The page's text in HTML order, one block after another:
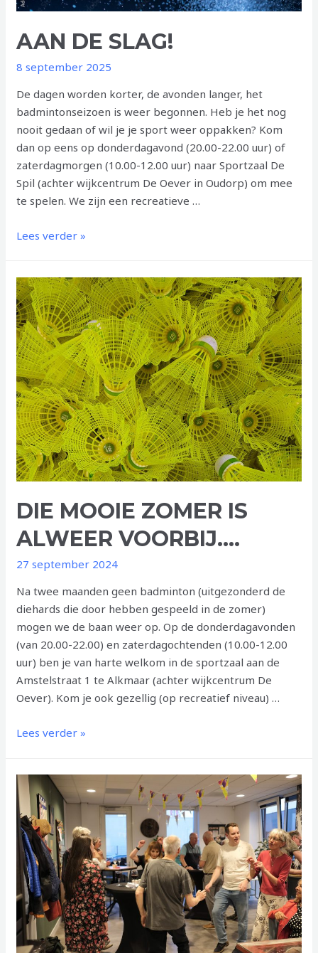
AAN DE SLAG!
8 september 2025
De dagen worden korter, de avonden langer, het
badmintonseizoen is weer begonnen. Heb je het nog
nooit gedaan of wil je je sport weer oppakken? Kom
dan op eens op donderdagavond (20.00-22.00 uur) of
zaterdagmorgen (10.00-12.00 uur) naar Sportzaal De
Spil (achter wijkcentrum De Oever in Oudorp) om mee
te spelen. We zijn een recreatieve …
AAN
Lees verder »
DIE MOOIE ZOMER IS
ALWEER VOORBIJ….
27 september 2024
Na twee maanden geen badminton (uitgezonderd de
diehards die door hebben gespeeld in de zomer)
mogen we de baan weer op. Op de donderdagavonden
(van 20.00-22.00) en zaterdagochtenden (10.00-12.00
uur) ben je van harte welkom in de sportzaal aan de
Amstelstraat 1 te Alkmaar (achter wijkcentrum De
Oever). Kom je ook gezellig (op recreatief niveau) …
DIE
IS
ALWEER
VOORBIJ….
Lees verder »